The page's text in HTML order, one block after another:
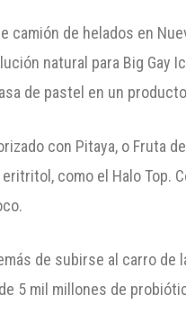
camión de helados en
natural para Big Gay
de pastel en un
con Pitaya, o Fruta
como el Halo Top.
de subirse al carro de
5 mil millones de